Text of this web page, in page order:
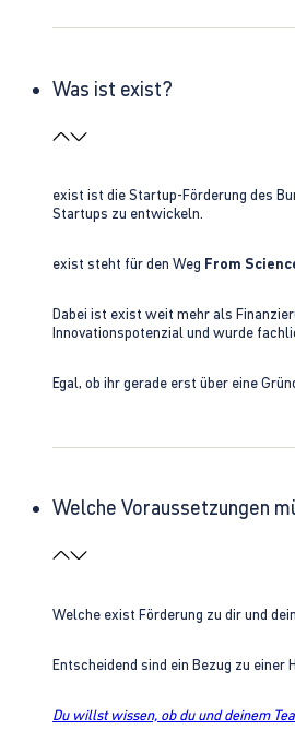
Was ist exist?
exist ist die Startup-Förderung des
Startups zu entwickeln.
exist steht für den Weg From
Dabei ist exist weit mehr als
Innovationspotenzial und wurde
Egal, ob ihr gerade erst über eine
Welche Voraussetzungen
Welche exist Förderung zu dir und
Entscheidend sind ein Bezug zu
Du willst wissen, ob du und deinem